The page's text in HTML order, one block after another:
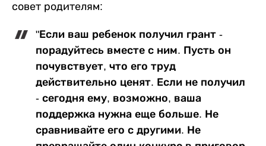
совет родителям:
"Если ваш ребенок получил грант -
порадуйтесь вместе с ним. Пусть он
почувствует, что его труд
действительно ценят. Если не получил
- сегодня ему, возможно, ваша
поддержка нужна еще больше. Не
сравнивайте его с другими. Не